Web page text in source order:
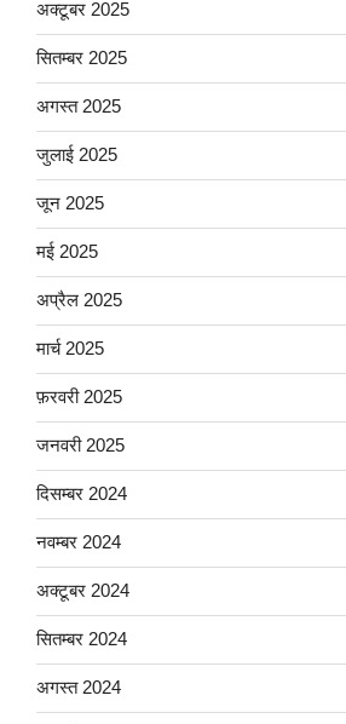
अक्टूबर 2025
सितम्बर 2025
अगस्त 2025
जुलाई 2025
जून 2025
मई 2025
अप्रैल 2025
मार्च 2025
फ़रवरी 2025
जनवरी 2025
दिसम्बर 2024
नवम्बर 2024
अक्टूबर 2024
सितम्बर 2024
अगस्त 2024